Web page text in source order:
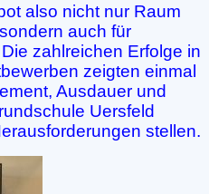
also nicht nur Raum
auch für
zahlreichen Erfolge in
zeigten einmal
Ausdauer und
Uersfeld
stellen.